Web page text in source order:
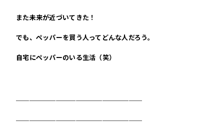
また未来が近づいてきた！
でも、ペッパーを買う人ってどんな人だろう。
自宅にペッパーのいる生活（笑）